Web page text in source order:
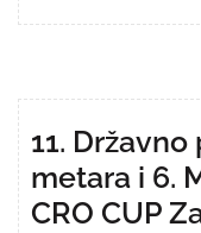
11.
metara i 6.
CRO CUP